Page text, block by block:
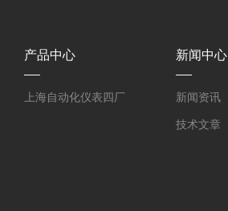
产品中心
上海自动化仪表四厂
新闻中心
新闻资讯
技术文章